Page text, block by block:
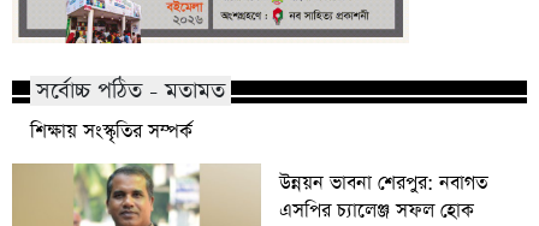
সর্বোচ্চ পঠিত - মতামত
শিক্ষায় সংস্কৃতির সম্পর্ক
উন্নয়ন ভাবনা শেরপুর: নবাগত
এসপির চ্যালেঞ্জ সফল হোক